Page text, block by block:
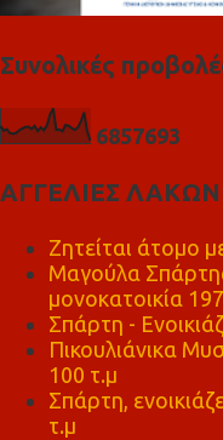
Συνολικές
6857693
ΑΓΓΕΛΙΕΣ
Ζητείται άτομο
Μαγούλα
μονοκατοικία
Σπάρτη -
Πικουλιάνικα
100 τ.μ
Σπάρτη,
τ.μ